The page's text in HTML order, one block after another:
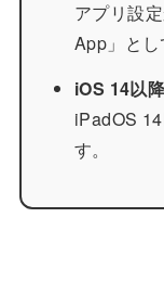
アプリ設
App」とし
iOS 14以
iPadOS
す。